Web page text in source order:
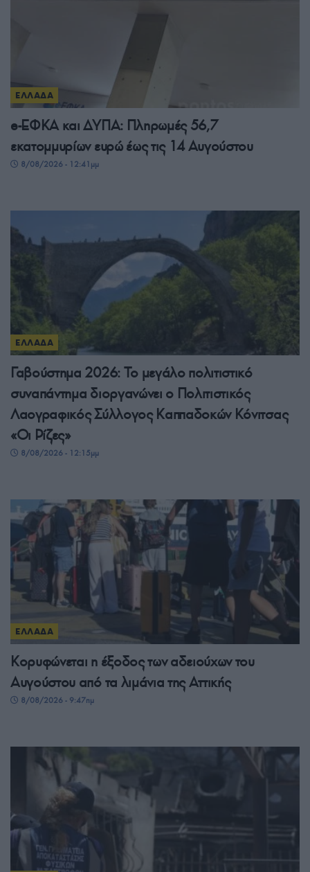
ΕΛΛΑΔΑ
e-ΕΦΚΑ και ΔΥΠΑ: Πληρωμές 56,7
εκατομμυρίων ευρώ έως τις 14 Αυγούστου
8/08/2026 - 12:41μμ
ΕΛΛΑΔΑ
Γαβούστημα 2026: Το μεγάλο πολιτιστικό
συναπάντημα διοργανώνει ο Πολιτιστικός
Λαογραφικός Σύλλογος Καππαδοκών Κόνιτσας
«Οι Ρίζες»
8/08/2026 - 12:15μμ
ΕΛΛΑΔΑ
Κορυφώνεται η έξοδος των αδειούχων του
Αυγούστου από τα λιμάνια της Αττικής
8/08/2026 - 9:47πμ